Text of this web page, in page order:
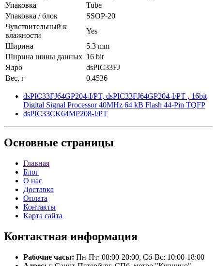
Упаковка
Tube
Упаковка / блок
SSOP-20
Чувствительный к
влажности
Yes
Ширина
5.3 mm
Ширина шины данных 16 bit
Ядро
dsPIC33FJ
Вес, г
0.4536
dsPIC33FJ64GP204-I/PT, dsPIC33FJ64GP204-I/PT , 16bit
Digital Signal Processor 40MHz 64 kB Flash 44-Pin TQFP
dsPIC33CK64MP208-I/PT
Основные страницы
Главная
Блог
О нас
Доставка
Оплата
Контакты
Карта сайта
Контактная информация
Рабочие часы: Пн-Пт: 08:00-20:00, Сб-Вс: 10:00-18:00